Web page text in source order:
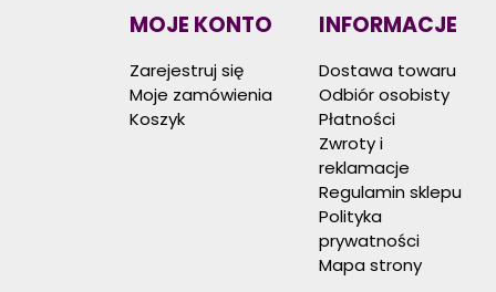
MOJE KONTO
Zarejestruj się
Moje zamówienia
Koszyk
INFORMACJE
Dostawa towaru
Odbiór osobisty
Płatności
Zwroty i
reklamacje
Regulamin sklepu
Polityka
prywatności
Mapa strony